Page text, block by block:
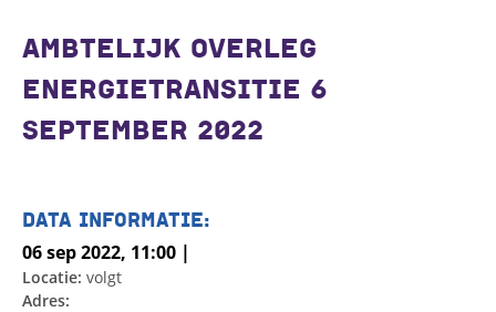
AMBTELIJK OVERLEG
ENERGIETRANSITIE 6
SEPTEMBER 2022
DATA INFORMATIE:
06 sep 2022, 11:00 |
Locatie: volgt
Adres: